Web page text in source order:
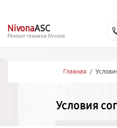
NivonaASC
Ремонт техники Nivona
Главная /
Условия